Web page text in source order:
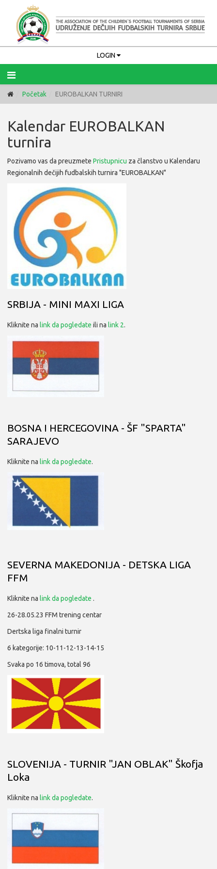
LOGIN
PRIJAVA
Zaboravili ste lozinku?
Početak EUROBALKAN TURNIRI
Kalendar EUROBALKAN
turnira
Pozivamo vas da preuzmete Pristupnicu za članstvo u Kalendaru
Regionalnih dečijih fudbalskih turnira "EUROBALKAN"
SRBIJA - MINI MAXI LIGA
Kliknite na link da pogledate ili na link 2.
BOSNA I HERCEGOVINA - ŠF "SPARTA"
SARAJEVO
Kliknite na link da pogledate.
SEVERNA MAKEDONIJA - DETSKA LIGA
FFM
Kliknite na link da pogledate .
26-28.05.23 FFM trening centar
Dertska liga finalni turnir
6 kategorije: 10-11-12-13-14-15
Svaka po 16 timova, total 96
SLOVENIJA - TURNIR "JAN OBLAK" Škofja
Loka
Kliknite na link da pogledate.